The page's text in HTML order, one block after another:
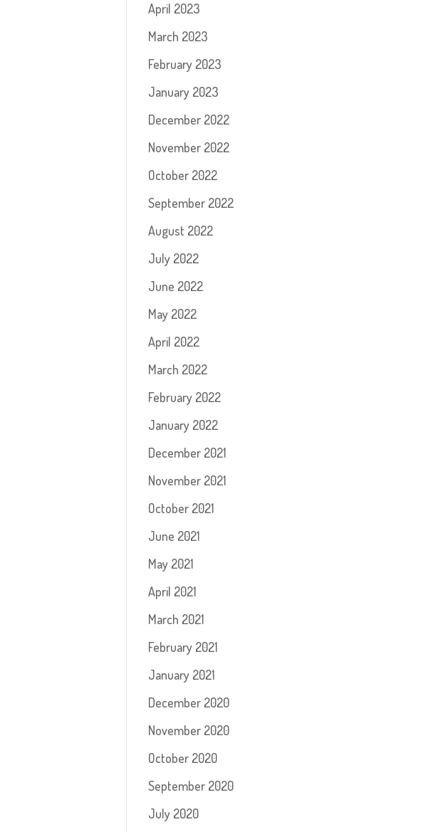
April 2023
March 2023
February 2023
January 2023
December 2022
November 2022
October 2022
September 2022
August 2022
July 2022
June 2022
May 2022
April 2022
March 2022
February 2022
January 2022
December 2021
November 2021
October 2021
June 2021
May 2021
April 2021
March 2021
February 2021
January 2021
December 2020
November 2020
October 2020
September 2020
July 2020